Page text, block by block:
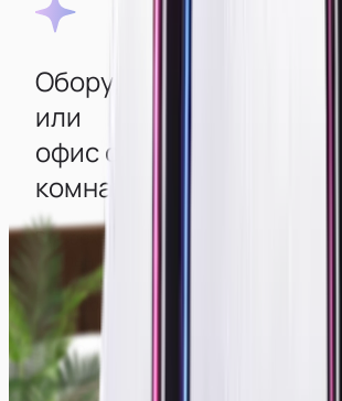
Оборудованная
или
офис с изолированными
комнатами
Во всех комнатах создана
стильный интерьер и мощные
большими современными мониторами
для удобства работы. Для
есть камеры, свет, дополнительная
декор, создающие отличную
Смотреть фото мест →